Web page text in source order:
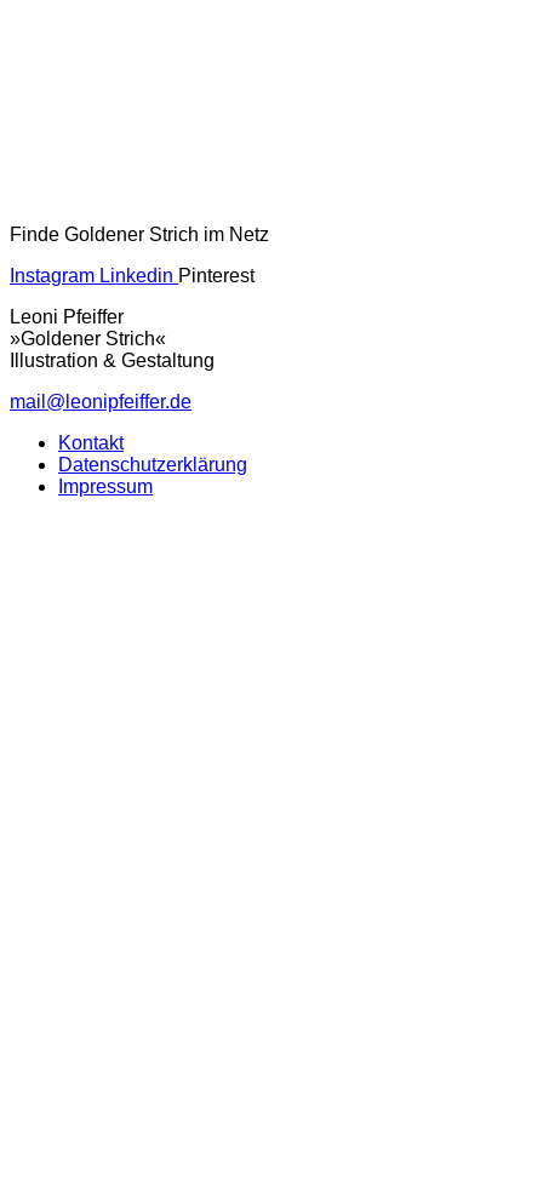
Finde Goldener Strich im Netz
Instagram Linkedin Pinterest
Leoni Pfeiffer
»Goldener Strich«
Illustration & Gestaltung
mail@leonipfeiffer.de
Kontakt
Datenschutzerklärung
Impressum